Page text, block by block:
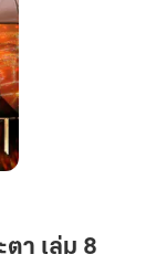
า เล่ม 8